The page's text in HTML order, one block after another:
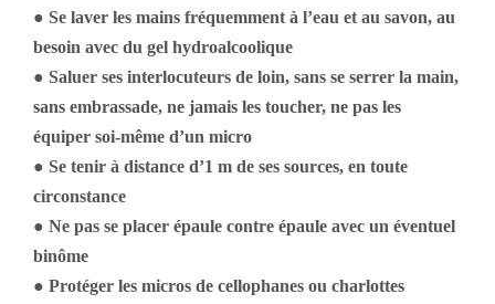
● Se laver les mains fréquemment à l’eau et au savon, au
besoin avec du gel hydroalcoolique
● Saluer ses interlocuteurs de loin, sans se serrer la main,
sans embrassade, ne jamais les toucher, ne pas les
équiper soi-même d’un micro
● Se tenir à distance d’1 m de ses sources, en toute
circonstance
● Ne pas se placer épaule contre épaule avec un éventuel
binôme
● Protéger les micros de cellophanes ou charlottes